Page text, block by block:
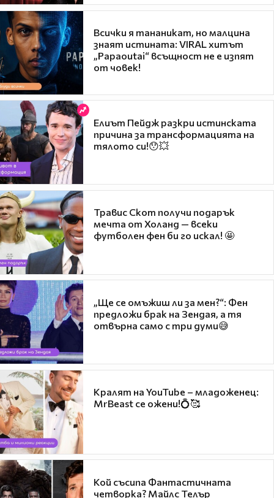
Всички я тананикат, но малцина
знаят истината: VIRAL хитът
„Papaoutai“ всъщност не е изпят
от човек!
Елиът Пейдж разкри истинската
причина за трансформацията на
тялото си!😯💥
Травис Скот получи подарък
мечта от Холанд — всеки
футболен фен би го искал! 🤩
„Ще се омъжиш ли за мен?“: Фен
предложи брак на Зендая, а тя
отвърна само с три думи😅
Кралят на YouTube – младоженец:
MrBeast се ожени!💍🥰
Кой съсипа Фантастичната
четворка? Майлс Телър